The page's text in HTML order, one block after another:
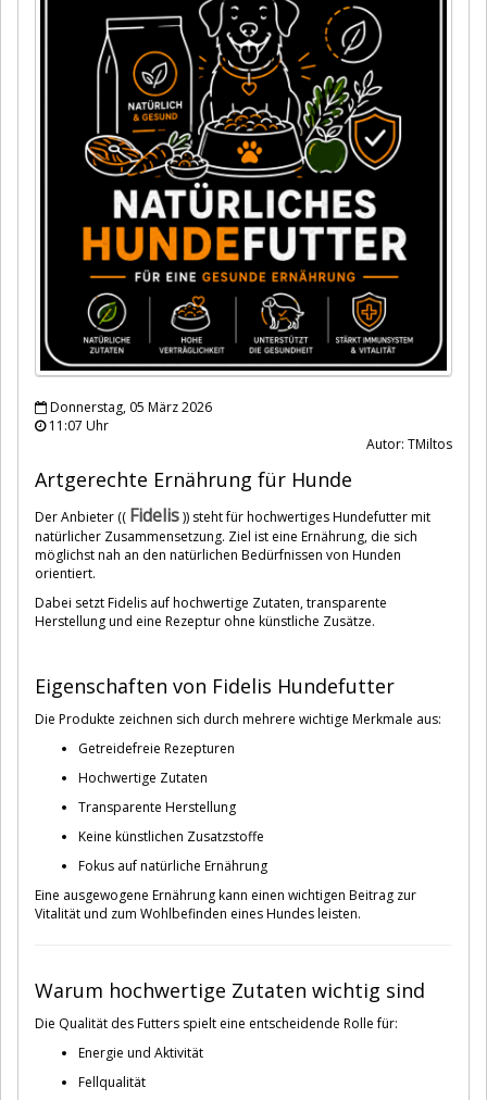
Donnerstag, 05 März 2026
11:07 Uhr
Autor: TMiltos
Artgerechte Ernährung für Hunde
Der Anbieter (( Fidelis)) steht für hochwertiges Hundefutter mit
natürlicher Zusammensetzung. Ziel ist eine Ernährung, die sich
möglichst nah an den natürlichen Bedürfnissen von Hunden
orientiert.
Dabei setzt Fidelis auf hochwertige Zutaten, transparente
Herstellung und eine Rezeptur ohne künstliche Zusätze.
Eigenschaften von Fidelis Hundefutter
Die Produkte zeichnen sich durch mehrere wichtige Merkmale aus:
Getreidefreie Rezepturen
Hochwertige Zutaten
Transparente Herstellung
Keine künstlichen Zusatzstoffe
Fokus auf natürliche Ernährung
Eine ausgewogene Ernährung kann einen wichtigen Beitrag zur
Vitalität und zum Wohlbefinden eines Hundes leisten.
Warum hochwertige Zutaten wichtig sind
Die Qualität des Futters spielt eine entscheidende Rolle für:
Energie und Aktivität
Fellqualität